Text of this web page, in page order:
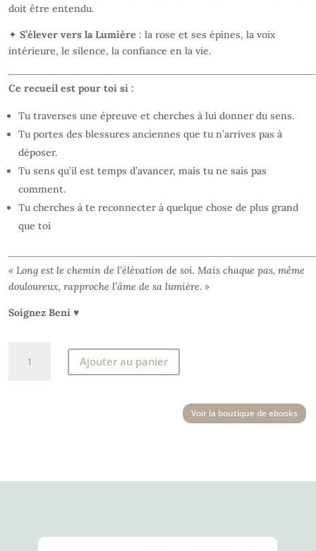
doit être entendu.
✦ S’élever vers la Lumière : la rose et ses épines, la voix
intérieure, le silence, la confiance en la vie.
Ce recueil est pour toi si :
Tu traverses une épreuve et cherches à lui donner du sens.
Tu portes des blessures anciennes que tu n’arrives pas à
déposer.
Tu sens qu’il est temps d’avancer, mais tu ne sais pas
comment.
Tu cherches à te reconnecter à quelque chose de plus grand
que toi
« Long est le chemin de l’élévation de soi. Mais chaque pas, même
douloureux, rapproche l’âme de sa lumière. »
Soignez Beni ♥
Ajouter au panier
Voir la boutique de ebooks